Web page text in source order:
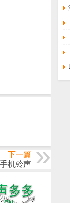
下一篇
机铃声